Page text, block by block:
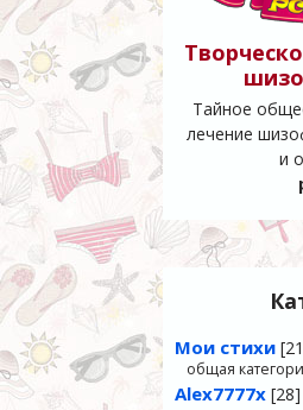
Тайное
лечение
и
Мои стихи
общая
Alex7777x [28]